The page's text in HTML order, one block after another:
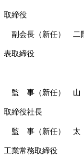
取締役
副会長（新任） 二
表取締役
監 事（新任） 山
取締役社長
監 事（新任） 太
工業常務取締役